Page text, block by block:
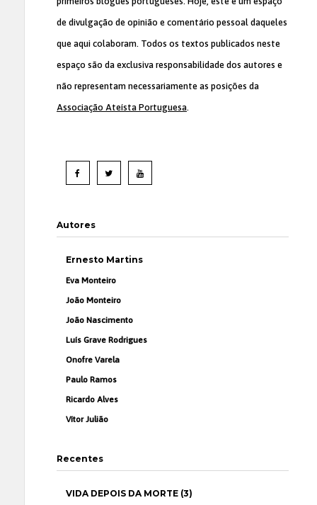
de divulgação de opinião e comentário pessoal daqueles
que aqui colaboram. Todos os textos publicados neste
espaço são da exclusiva responsabilidade dos autores e
não representam necessariamente as posições da
Associação Ateísta Portuguesa.
Autores
Ernesto Martins
Eva Monteiro
João Monteiro
João Nascimento
Luís Grave Rodrigues
Onofre Varela
Paulo Ramos
Ricardo Alves
Vítor Julião
Recentes
VIDA DEPOIS DA MORTE (3)